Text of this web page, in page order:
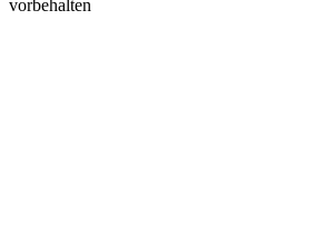
vorbehalten